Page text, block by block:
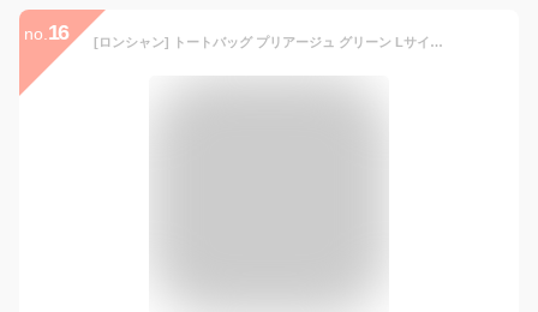
no. 16 [ロンシャン] トートバッグ プリアージュ グリーン Lサイズ ブラック レディース L1899 919 001 A4対応 [並行輸入品]